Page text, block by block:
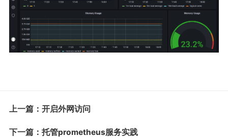
上一篇：开启外网访问
下一篇：托管prometheus服务实践